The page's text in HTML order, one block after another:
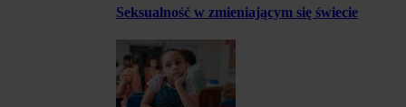
Seksualność w zmieniającym się świecie